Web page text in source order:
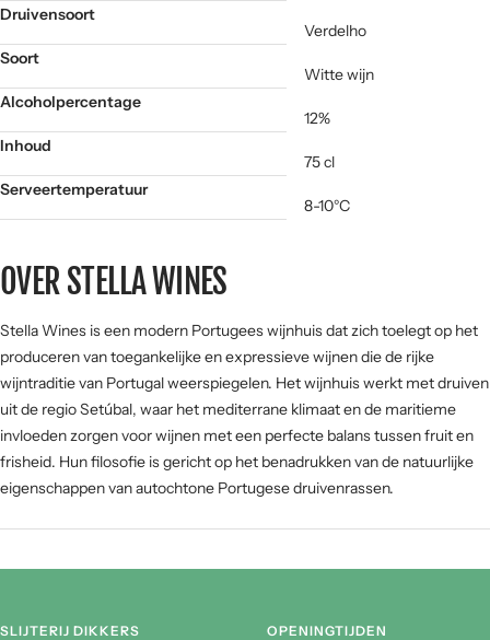
Druivensoort
Verdelho
Soort
Witte wijn
Alcoholpercentage
12%
Inhoud
75 cl
Serveertemperatuur
8-10°C
OVER STELLA WINES
Stella Wines is een modern Portugees wijnhuis dat zich toelegt op het
produceren van toegankelijke en expressieve wijnen die de rijke
wijntraditie van Portugal weerspiegelen. Het wijnhuis werkt met druiven
uit de regio Setúbal, waar het mediterrane klimaat en de maritieme
invloeden zorgen voor wijnen met een perfecte balans tussen fruit en
frisheid. Hun filosofie is gericht op het benadrukken van de natuurlijke
eigenschappen van autochtone Portugese druivenrassen.
SLIJTERIJ DIKKERS
OPENINGTIJDEN